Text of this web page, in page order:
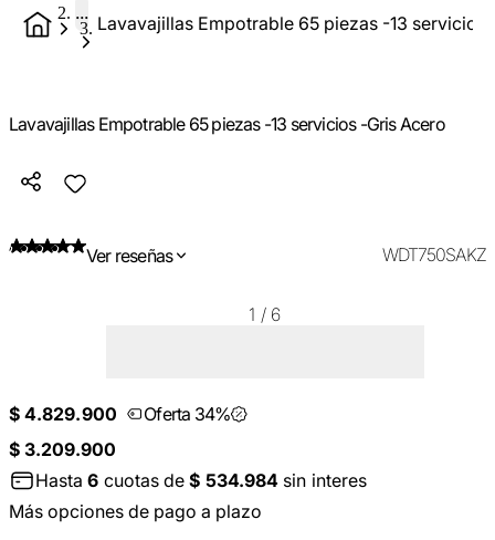
... Lavavajillas Empotrable 65 piezas -13 servicios
Lavavajillas Empotrable 65 piezas -13 servicios -Gris Acero
Ver reseñas WDT750SAKZ
1 / 6
$ 4.829.900
Oferta 34%
$ 3.209.900
Hasta6 cuotas de$ 534.984 sin interes
Más opciones de pago a plazo